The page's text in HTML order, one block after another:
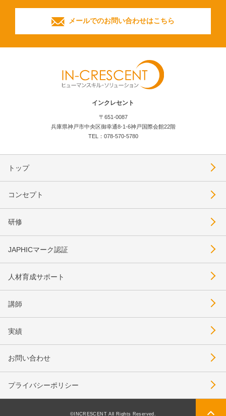
メールでのお問い合わせはこちら
インクレセント
〒651-0087
兵庫県神戸市中央区御幸通8-1-6神戸国際会館22階
TEL：078-570-5780
トップ
コンセプト
研修
JAPHICマーク認証
人材育成サポート
講師
実績
お問い合わせ
プライバシーポリシー
©INCRESCENT All Rights Reserved.